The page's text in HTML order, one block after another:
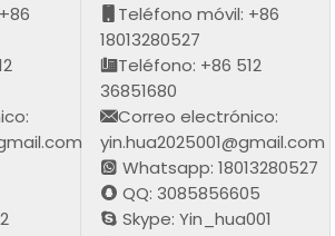
Teléfono móvil: +86
18013280527
Teléfono: +86 512
36851680
Correo electrónico:
yin.hua2025001@gmail.com
Whatsapp: 18013280527
QQ: 3085856605
Skype: Yin_hua001